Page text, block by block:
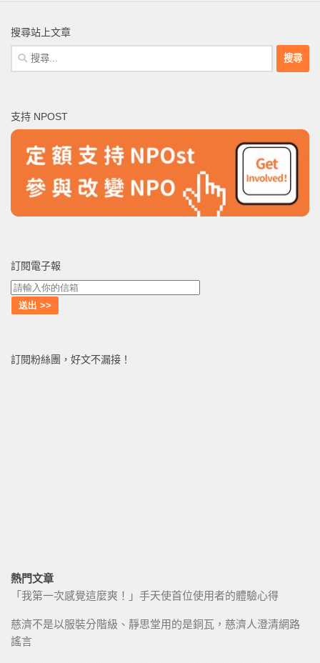
搜尋站上文章
搜
尋
字:
支持 NPOST
訂閱電子報
訂閱粉絲團，好文不漏接！
熱門文章
「我第一次感覺這麼爽！」手天使首位使用者的體驗心得
慈濟不是以服裝分階級、靜思堂用的是銅瓦，慈濟人澄清網路
謠言